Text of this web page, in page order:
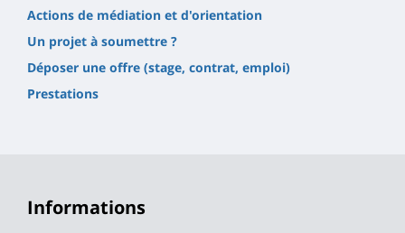
Actions de médiation et d'orientation
Un projet à soumettre ?
Déposer une offre (stage, contrat, emploi)
Prestations
Informations